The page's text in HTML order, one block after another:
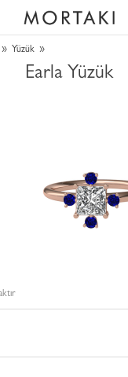
» Yüzük »
Earla Yüzük